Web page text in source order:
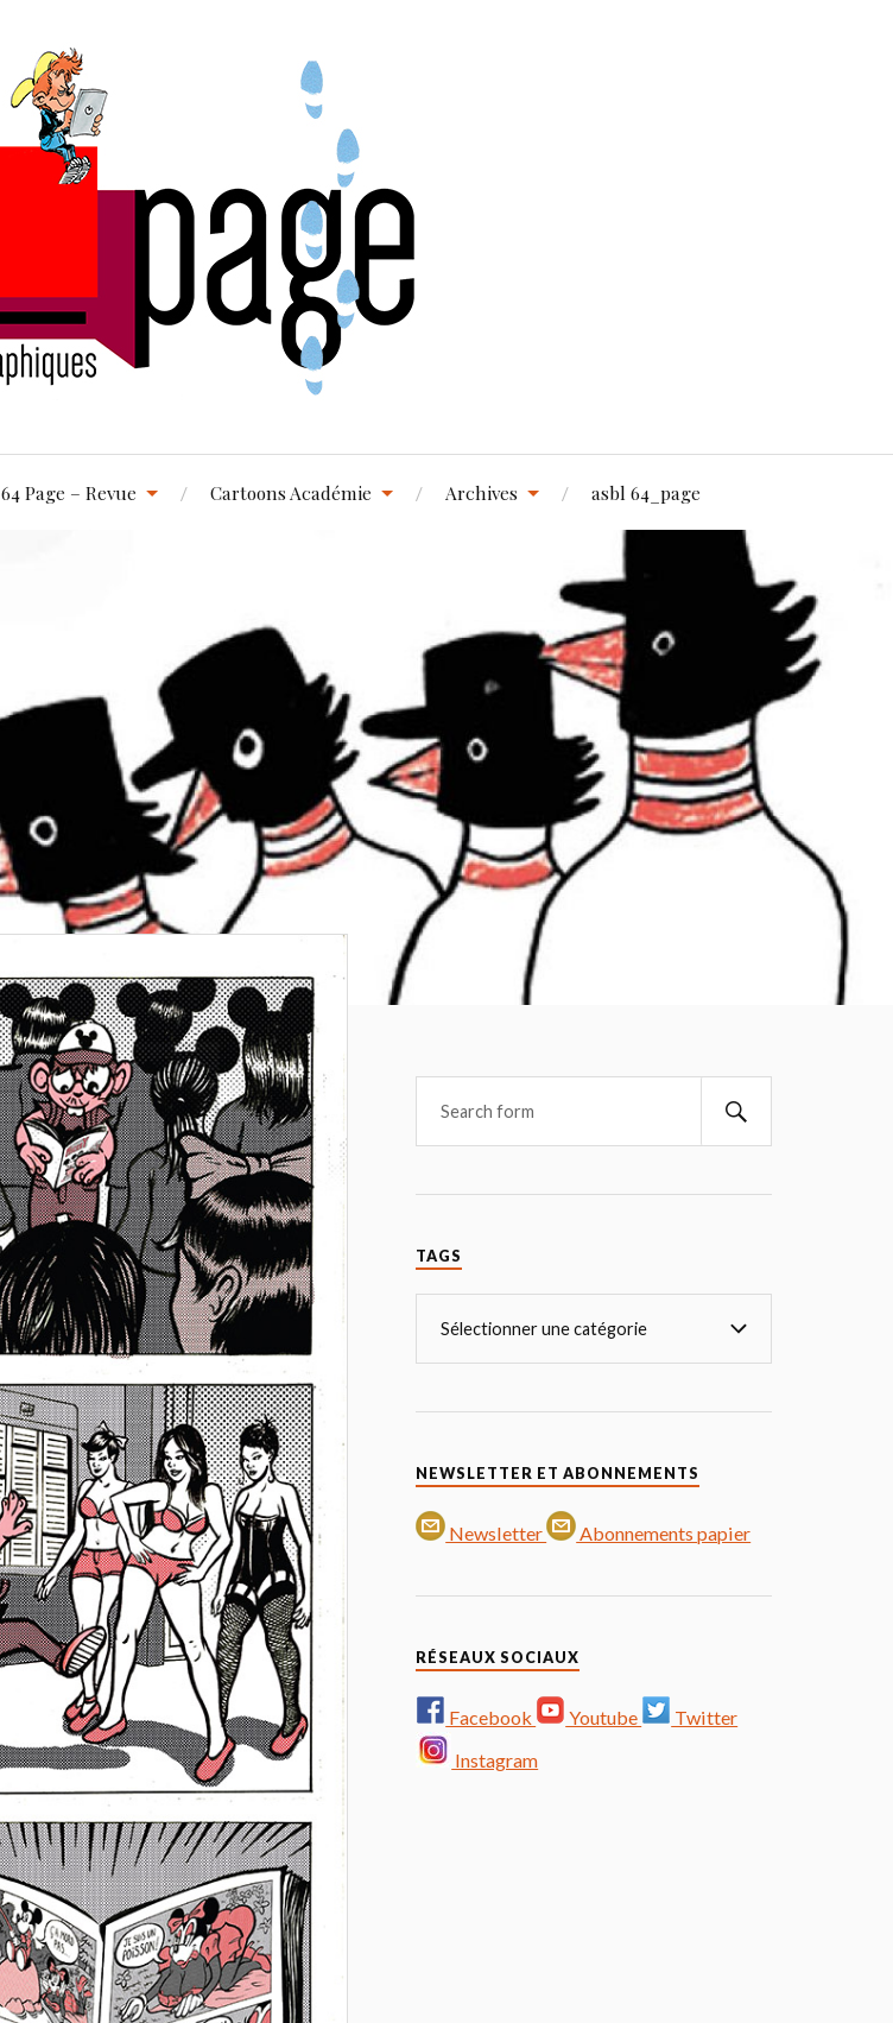
64 Page – Revue Cartoons Académie Archives asbl 64_page
TAGS
NEWSLETTER ET ABONNEMENTS
Newsletter Abonnements papier
RÉSEAUX SOCIAUX
Facebook Youtube
Twitter
Instagram